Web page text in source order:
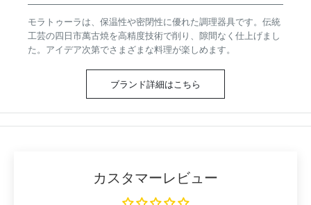
モラトゥーラは、保温性や密閉性に優れた調理器具です。伝統
工芸の四日市萬古焼を高精度技術で削り、隙間なく仕上げまし
た。アイデア次第でさまざまな料理が楽しめます。
ブランド詳細はこちら
カスタマーレビュー